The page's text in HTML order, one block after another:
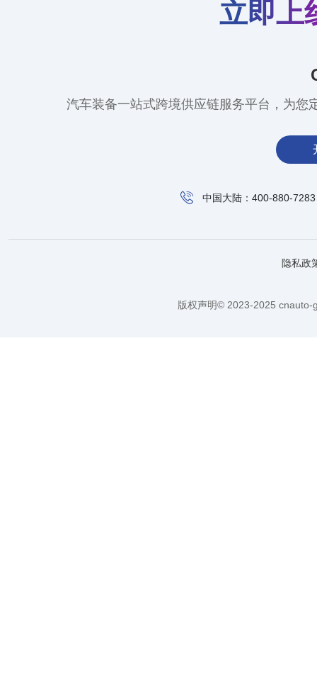
立即上
汽车装备一站式跨境供应链服务平台，为您
中国大陆：400-880-7283
隐私政
版权声明© 2023-2025